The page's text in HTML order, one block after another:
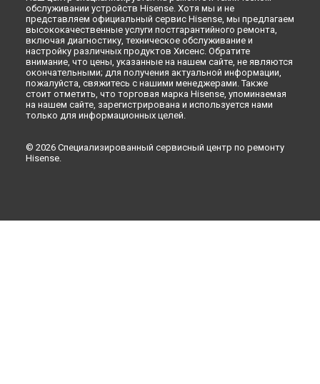
Ремонт стиральной машины WFP8014V Hisense в
Ремонт стиральной машины WFP8014V Hisense вМоскве
обслуживании устройств Hisense. Хотя мы и не
представляем официальный сервис Hisense, мы предлагаем
высококачественные услуги постгарантийного ремонта,
включая диагностику, техническое обслуживание и
настройку различных продуктов Хисенс. Обратите
внимание, что цены, указанные на нашем сайте, не являются
окончательными; для получения актуальной информации,
пожалуйста, свяжитесь с нашими менеджерами. Также
стоит отметить, что торговая марка Hisense, упоминаемая
на нашем сайте, зарегистрирована и используется нами
только для информационных целей.
© 2026 Специализированный сервисный центр по ремонту
Hisense.